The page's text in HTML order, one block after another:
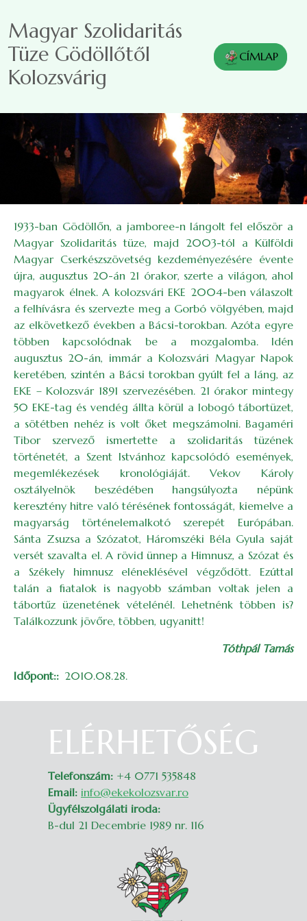
Magyar Szolidaritás
Tüze Gödöllőtől
Kolozsvárig
CÍMLAP
1933-ban Gödöllőn, a jamboree-n lángolt fel először a
Magyar Szolidaritás tüze, majd 2003-tól a Külföldi
Magyar Cserkészszövetség kezdeményezésére évente
újra, augusztus 20-án 21 órakor, szerte a világon, ahol
magyarok élnek. A kolozsvári EKE 2004-ben válaszolt
a felhívásra és szervezte meg a Gorbó völgyében, majd
az elkövetkező években a Bácsi-torokban. Azóta egyre
többen kapcsolódnak be a mozgalomba. Idén
augusztus 20-án, immár a Kolozsvári Magyar Napok
keretében, szintén a Bácsi torokban gyúlt fel a láng, az
EKE – Kolozsvár 1891 szervezésében. 21 órakor mintegy
50 EKE-tag és vendég állta körül a lobogó tábortüzet,
a sötétben nehéz is volt őket megszámolni. Bagaméri
Tibor szervező ismertette a szolidaritás tüzének
történetét, a Szent Istvánhoz kapcsolódó események,
megemlékezések kronológiáját. Vekov Károly
osztályelnök beszédében hangsúlyozta népünk
keresztény hitre való térésének fontosságát, kiemelve a
magyarság történelemalkotó szerepét Európában.
Sánta Zsuzsa a Szózatot, Háromszéki Béla Gyula saját
versét szavalta el. A rövid ünnep a Himnusz, a Szózat és
a Székely himnusz eléneklésével végződött. Ezúttal
talán a fiatalok is nagyobb számban voltak jelen a
tábortűz üzenetének vételénél. Lehetnénk többen is?
Találkozzunk jövőre, többen, ugyanitt!
Tóthpál Tamás
Időpont:
2010.08.28.
ELÉRHETŐSÉG
Telefonszám: +4 0771 535848
Email: info@ekekolozsvar.ro
Ügyfélszolgálati iroda:
B-dul 21 Decembrie 1989 nr. 116